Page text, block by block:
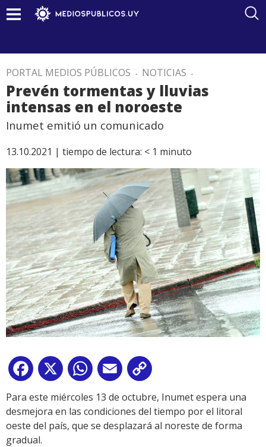
PORTAL MEDIOS PÚBLICOS . NOTICIAS .
Prevén tormentas y lluvias
intensas en el noroeste
Inumet emitió un comunicado
13.10.2021 | tiempo de lectura: < 1 minuto
Facebook
X WhatsApp
Email
Link
Para este miércoles 13 de octubre, Inumet espera una
desmejora en las condiciones del tiempo por el litoral
oeste del país, que se desplazará al noreste de forma
gradual.